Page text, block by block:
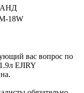
18W
вас вопрос по
EJIRY